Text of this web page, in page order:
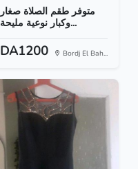
متوفر طقم الصلاة صغار
وكبار نوعية مليحة...
DA1200 Bordj El Bah...